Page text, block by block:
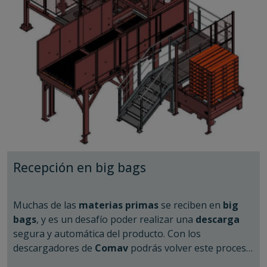
paredes.
Seguridad
: Evita poner en riesgo la vida de los
operarios (zero entry).
Inocuidad: Evita el rat holing y acumulamiento de
producto en las paredes del silo.
Trazabilidad: Asegura el sistema FIFO.
Capacidad: Asegura el llenado y vaciado
completo de lo silos, aprovechando su máxima
capacidad, sin problemas de compactación en el
Recepción en big bags
Muchas de las materias primas se reciben en big
bags, y es un desafío poder realizar una descarga
segura y automática del producto. Con los
descargadores de Comav podrás volver este proceso